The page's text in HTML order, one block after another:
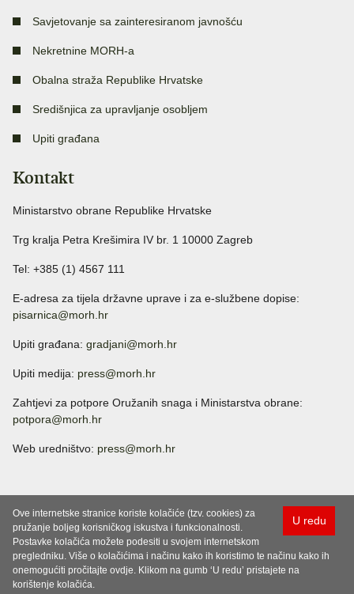
Savjetovanje sa zainteresiranom javnošću
Nekretnine MORH-a
Obalna straža Republike Hrvatske
Središnjica za upravljanje osobljem
Upiti građana
Kontakt
Ministarstvo obrane Republike Hrvatske
Trg kralja Petra Krešimira IV br. 1 10000 Zagreb
Tel: +385 (1) 4567 111
E-adresa za tijela državne uprave i za e-službene dopise:
pisarnica@morh.hr
Upiti građana: gradjani@morh.hr
Upiti medija: press@morh.hr
Zahtjevi za potpore Oružanih snaga i Ministarstva obrane:
potpora@morh.hr
Web uredništvo: press@morh.hr
U redu
Ove internetske stranice koriste kolačiće (tzv. cookies) za
pružanje boljeg korisničkog iskustva i funkcionalnosti.
Postavke kolačića možete podesiti u svojem internetskom
pregledniku. Više o kolačićima i načinu kako ih koristimo te načinu kako ih
onemogućiti pročitajte ovdje. Klikom na gumb ‘U redu’ pristajete na
korištenje kolačića.